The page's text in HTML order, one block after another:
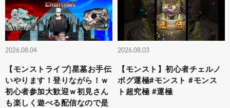
2026.08.04
【モンストライブ]星墓お手伝
いやります！登りながら！ｗ
初心者参加大歓迎ｗ初見さん
も楽しく遊べる配信なので是
2026.08.03
【モンスト】初心者チェルノ
ボグ運極#モンスト #モンス
ト超究極 #運極